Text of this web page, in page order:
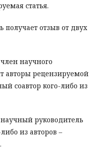
статья.
отзыв от двух
научного
авторы рецензируемой
соавтор кого-либо из
руководитель
из авторов –